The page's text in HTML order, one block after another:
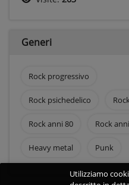
Generi
Rock progressivo
Rock psichedelico
Rock anni 80 Rock
Heavy metal Punk
Utilizziamo